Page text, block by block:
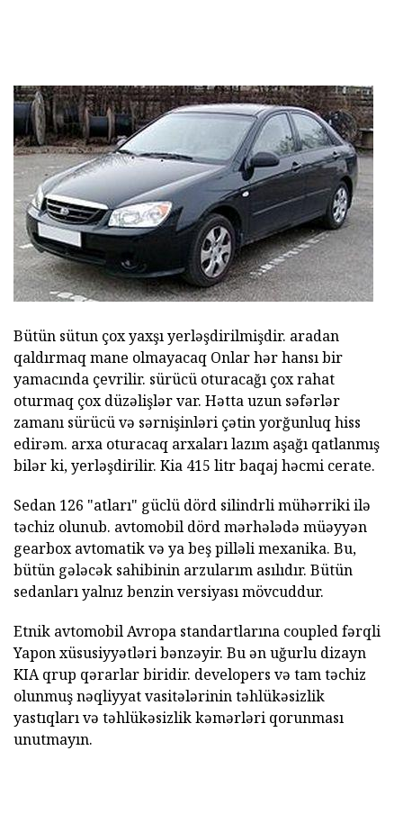
Bütün sütun çox yaxşı yerləşdirilmişdir. aradan
qaldırmaq mane olmayacaq Onlar hər hansı bir
yamacında çevrilir. sürücü oturacağı çox rahat
oturmaq çox düzəlişlər var. Hətta uzun səfərlər
zamanı sürücü və sərnişinləri çətin yorğunluq hiss
edirəm. arxa oturacaq arxaları lazım aşağı qatlanmış
bilər ki, yerləşdirilir. Kia 415 litr baqaj həcmi cerate.
Sedan 126 "atları" güclü dörd silindrli mühərriki ilə
təchiz olunub. avtomobil dörd mərhələdə müəyyən
gearbox avtomatik və ya beş pilləli mexanika. Bu,
bütün gələcək sahibinin arzularım asılıdır. Bütün
sedanları yalnız benzin versiyası mövcuddur.
Etnik avtomobil Avropa standartlarına coupled fərqli
Yapon xüsusiyyətləri bənzəyir. Bu ən uğurlu dizayn
KIA qrup qərarlar biridir. developers və tam təchiz
olunmuş nəqliyyat vasitələrinin təhlükəsizlik
yastıqları və təhlükəsizlik kəmərləri qorunması
unutmayın.